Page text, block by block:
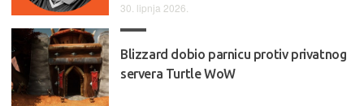
30. lipnja 2026.
Blizzard dobio parnicu protiv privatnog
servera Turtle WoW